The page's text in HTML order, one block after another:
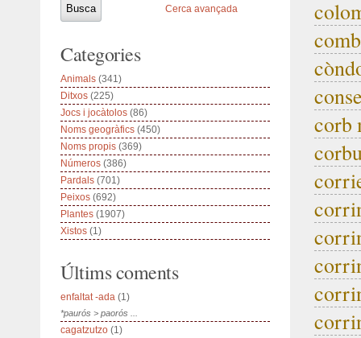
corb
Cerca avançada
Categories
Animals (341)
Ditxos (225)
Jocs i jocàtolos (86)
Noms geogràfics (450)
Noms propis (369)
Números (386)
Pardals (701)
Peixos (692)
Plantes (1907)
Xistos (1)
Últims coments
enfaltat -ada (1)
*paurós > paorós ...
cagatzutzo (1)